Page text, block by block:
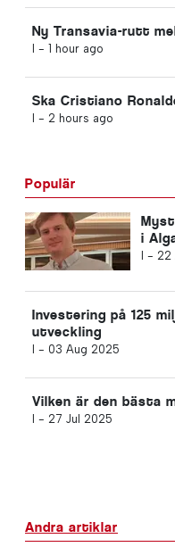
Ny Transavia-rutt
I - 1 hour ago
Ska Cristiano
I - 2 hours ago
Populär
i
I - 22
Investering på 125
utveckling
I - 03 Aug 2025
Vilken är den bästa
I - 27 Jul 2025
Andra artiklar